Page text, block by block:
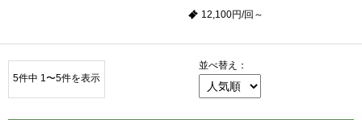
12,100円/回～
5件中 1〜5件を表示
並べ替え：